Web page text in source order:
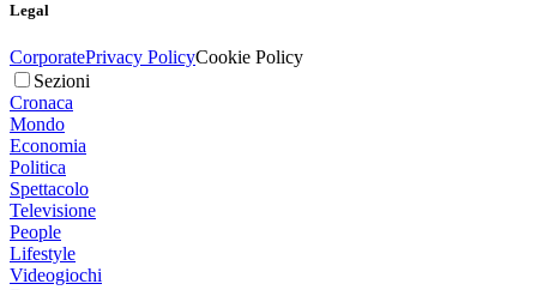
Legal
CorporatePrivacy PolicyCookie Policy
Sezioni
Cronaca
Mondo
Economia
Politica
Spettacolo
Televisione
People
Lifestyle
Videogiochi